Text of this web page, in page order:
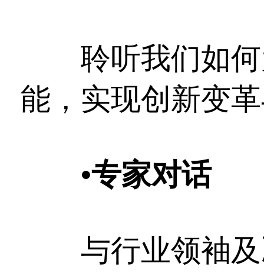
聆听我们如何
能，实现创新变
•专家对话
与行业领袖及